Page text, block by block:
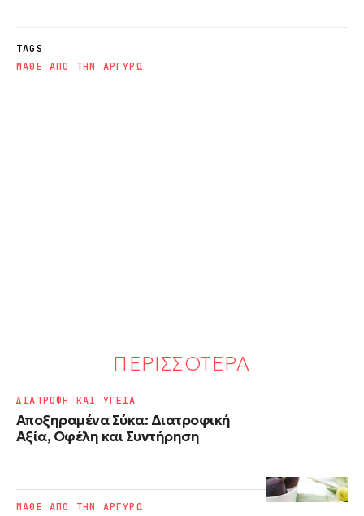
TAGS
ΜΑΘΕ ΑΠΟ ΤΗΝ ΑΡΓΥΡΩ
ΠΕΡΙΣΣΟΤΕΡΑ
Αποξηραμένα Σύκα: Διατροφική
Αξία, Οφέλη και Συντήρηση
ΔΙΑΤΡΟΦΗ ΚΑΙ ΥΓΕΙΑ
ΜΑΘΕ ΑΠΟ ΤΗΝ ΑΡΓΥΡΩ